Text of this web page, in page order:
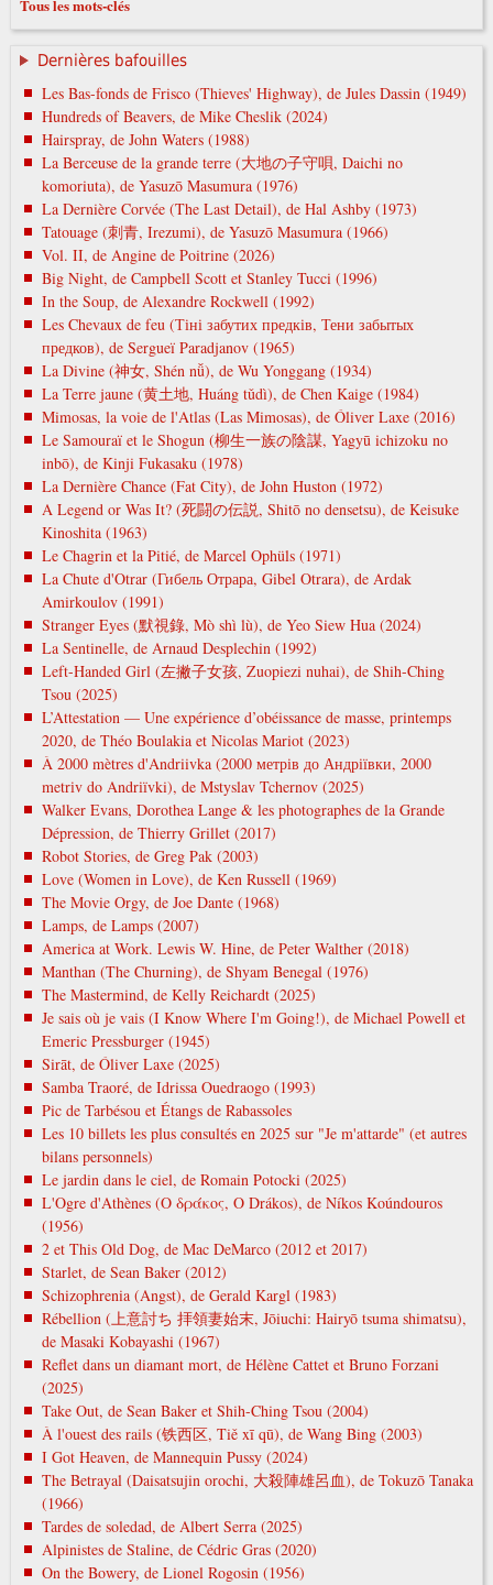
Tous les mots-clés
Dernières bafouilles
Les Bas-fonds de Frisco (Thieves' Highway), de Jules Dassin (1949)
Hundreds of Beavers, de Mike Cheslik (2024)
Hairspray, de John Waters (1988)
La Berceuse de la grande terre (大地の子守唄, Daichi no
komoriuta), de Yasuzō Masumura (1976)
La Dernière Corvée (The Last Detail), de Hal Ashby (1973)
Tatouage (刺青, Irezumi), de Yasuzō Masumura (1966)
Vol. II, de Angine de Poitrine (2026)
Big Night, de Campbell Scott et Stanley Tucci (1996)
In the Soup, de Alexandre Rockwell (1992)
Les Chevaux de feu (Тіні забутих предків, Тени забытых
предков), de Sergueï Paradjanov (1965)
La Divine (神女, Shén nǚ), de Wu Yonggang (1934)
La Terre jaune (黄土地, Huáng tǔdì), de Chen Kaige (1984)
Mimosas, la voie de l'Atlas (Las Mimosas), de Óliver Laxe (2016)
Le Samouraï et le Shogun (柳生一族の陰謀, Yagyū ichizoku no
inbō), de Kinji Fukasaku (1978)
La Dernière Chance (Fat City), de John Huston (1972)
A Legend or Was It? (死闘の伝説, Shitō no densetsu), de Keisuke
Kinoshita (1963)
Le Chagrin et la Pitié, de Marcel Ophüls (1971)
La Chute d'Otrar (Гибель Отрара, Gibel Otrara), de Ardak
Amirkoulov (1991)
Stranger Eyes (默視錄, Mò shì lù), de Yeo Siew Hua (2024)
La Sentinelle, de Arnaud Desplechin (1992)
Left-Handed Girl (左撇子女孩, Zuopiezi nuhai), de Shih-Ching
Tsou (2025)
L’Attestation — Une expérience d’obéissance de masse, printemps
2020, de Théo Boulakia et Nicolas Mariot (2023)
À 2000 mètres d'Andriivka (2000 метрів до Андріївки, 2000
metrіv do Andrіїvki), de Mstyslav Tchernov (2025)
Walker Evans, Dorothea Lange & les photographes de la Grande
Dépression, de Thierry Grillet (2017)
Robot Stories, de Greg Pak (2003)
Love (Women in Love), de Ken Russell (1969)
The Movie Orgy, de Joe Dante (1968)
Lamps, de Lamps (2007)
America at Work. Lewis W. Hine, de Peter Walther (2018)
Manthan (The Churning), de Shyam Benegal (1976)
The Mastermind, de Kelly Reichardt (2025)
Je sais où je vais (I Know Where I'm Going!), de Michael Powell et
Emeric Pressburger (1945)
Sirāt, de Óliver Laxe (2025)
Samba Traoré, de Idrissa Ouedraogo (1993)
Pic de Tarbésou et Étangs de Rabassoles
Les 10 billets les plus consultés en 2025 sur "Je m'attarde" (et autres
bilans personnels)
Le jardin dans le ciel, de Romain Potocki (2025)
L'Ogre d'Athènes (Ο δράκος, O Drákos), de Níkos Koúndouros
(1956)
2 et This Old Dog, de Mac DeMarco (2012 et 2017)
Starlet, de Sean Baker (2012)
Schizophrenia (Angst), de Gerald Kargl (1983)
Rébellion (上意討ち 拝領妻始末, Jōiuchi: Hairyō tsuma shimatsu),
de Masaki Kobayashi (1967)
Reflet dans un diamant mort, de Hélène Cattet et Bruno Forzani
(2025)
Take Out, de Sean Baker et Shih-Ching Tsou (2004)
À l'ouest des rails (铁西区, Tiě xī qū), de Wang Bing (2003)
I Got Heaven, de Mannequin Pussy (2024)
The Betrayal (Daisatsujin orochi, 大殺陣雄呂血), de Tokuzō Tanaka
(1966)
Tardes de soledad, de Albert Serra (2025)
Alpinistes de Staline, de Cédric Gras (2020)
On the Bowery, de Lionel Rogosin (1956)